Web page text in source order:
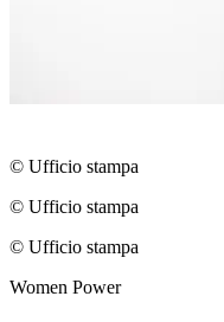
© Ufficio stampa
© Ufficio stampa
© Ufficio stampa
Women Power